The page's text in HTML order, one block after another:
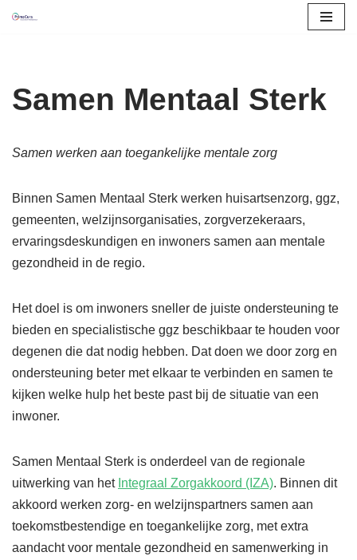
de
inhoud
Samen Mentaal Sterk
Samen werken aan toegankelijke mentale zorg
Binnen Samen Mentaal Sterk werken huisartsenzorg, ggz,
gemeenten, welzijnsorganisaties, zorgverzekeraars,
ervaringsdeskundigen en inwoners samen aan mentale
gezondheid in de regio.
Het doel is om inwoners sneller de juiste ondersteuning te
bieden en specialistische ggz beschikbaar te houden voor
degenen die dat nodig hebben. Dat doen we door zorg en
ondersteuning beter met elkaar te verbinden en samen te
kijken welke hulp het beste past bij de situatie van een
inwoner.
Samen Mentaal Sterk is onderdeel van de regionale
uitwerking van het Integraal Zorgakkoord (IZA). Binnen dit
akkoord werken zorg- en welzijnspartners samen aan
toekomstbestendige en toegankelijke zorg, met extra
aandacht voor mentale gezondheid en samenwerking in